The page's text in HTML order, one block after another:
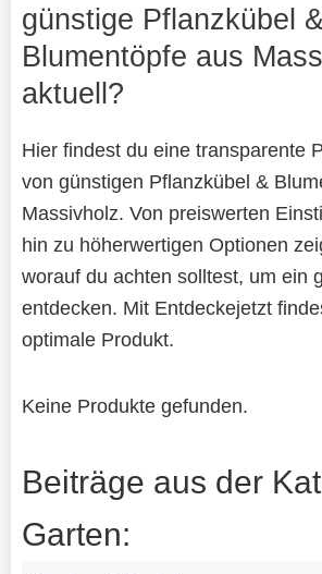
günstige Pflanzkübel
Blumentöpfe aus
aktuell?
Hier findest du eine transparente
von günstigen Pflanzkübel &
Massivholz. Von preiswerten
hin zu höherwertigen Optionen
worauf du achten solltest, um ein
entdecken. Mit Entdeckejetzt
optimale Produkt.
Keine Produkte gefunden.
Beiträge aus der
Garten: